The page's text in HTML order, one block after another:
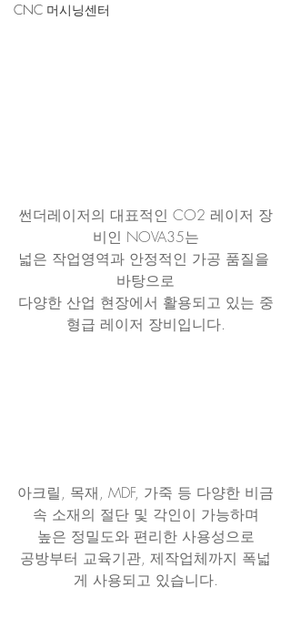
CNC 머시닝센터
썬더레이저의 대표적인 CO2 레이저 장
비인 NOVA35는
넓은 작업영역과 안정적인 가공 품질을
바탕으로
다양한 산업 현장에서 활용되고 있는 중
형급 레이저 장비입니다.
아크릴, 목재, MDF, 가죽 등 다양한 비금
속 소재의 절단 및 각인이 가능하며
높은 정밀도와 편리한 사용성으로
공방부터 교육기관, 제작업체까지 폭넓
게 사용되고 있습니다.